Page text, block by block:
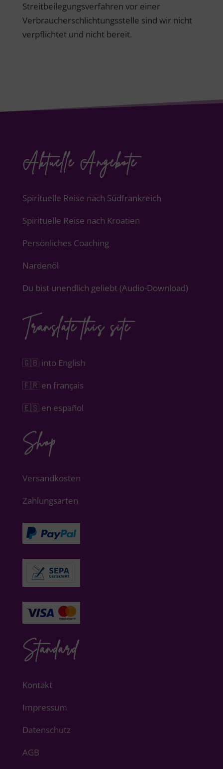
Streitbeilegungsverfahren vor einer
Verbraucherschlichtungsstelle sind wir nicht
verpflichtet und nicht bereit.
Aktuelle Angebote
Spirituelle Reise nach Südfrankreich
Spirituelle Reise nach Kroatien
Persönliches Coaching
Nardenöl
Du bist unendlich geliebt (Audio-Download)
Translate this site
🇬🇧 into English
🇫🇷 en français
🇪🇸 en español
Shop
Versandkosten
Zahlungsarten
Standard
Kontakt
Impressum
Datenschutz
AGB